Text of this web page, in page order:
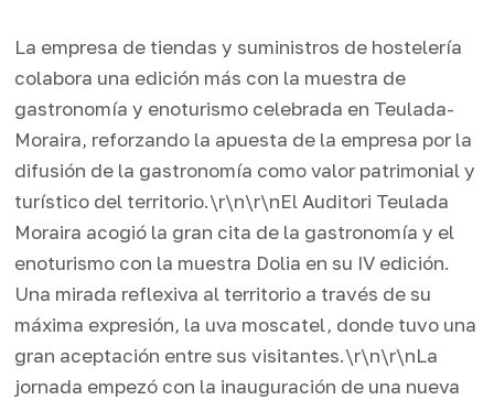
La empresa de tiendas y suministros de hostelería
colabora una edición más con la muestra de
gastronomía y enoturismo celebrada en Teulada-
Moraira, reforzando la apuesta de la empresa por la
difusión de la gastronomía como valor patrimonial y
turístico del territorio.\r\n\r\nEl Auditori Teulada
Moraira acogió la gran cita de la gastronomía y el
enoturismo con la muestra Dolia en su IV edición.
Una mirada reflexiva al territorio a través de su
máxima expresión, la uva moscatel, donde tuvo una
gran aceptación entre sus visitantes.\r\n\r\nLa
jornada empezó con la inauguración de una nueva